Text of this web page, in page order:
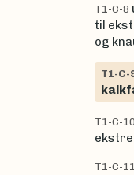
T1-C-8
til
og
T1-C-
T1-C-10
T1-C-11